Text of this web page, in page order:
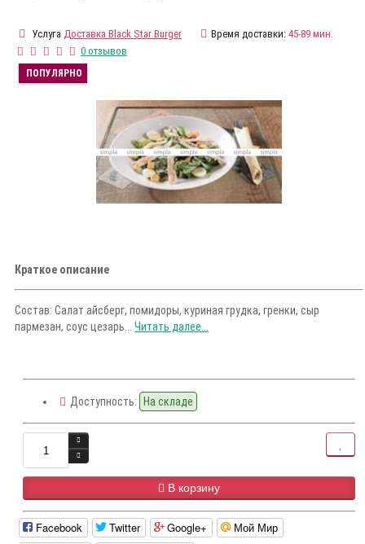
Услуга Доставка Black Star Burger Время доставки: 45-89 мин.
0 отзывов
ПОПУЛЯРНО
Краткое описание
Состав: Салат айсберг, помидоры, куриная грудка, гренки, сыр
пармезан, соус цезарь... Читать далее...
Доступность: На складе
В корзину
Facebook Twitter Google+ Мой Мир